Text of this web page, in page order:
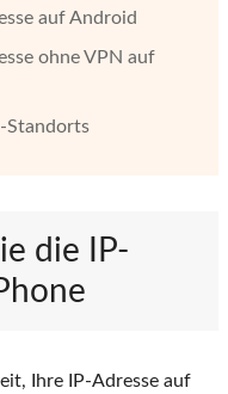
auf Android
ohne VPN auf
Standorts
die IP-
Ihre IP-Adresse auf